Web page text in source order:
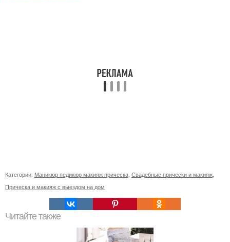
Категории: Маникюр педикюр макияж прическа Свадебные прически и макияж
Прическа и макияж с выездом на дом
Читайте также